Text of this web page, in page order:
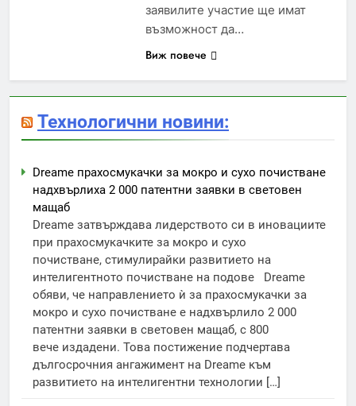
заявилите участие ще имат
възможност да…
Виж повече
Технологични новини:
Dreame прахосмукачки за мокро и сухо почистване
надхвърлиха 2 000 патентни заявки в световен
мащаб
Dreame затвърждава лидерството си в иновациите
при прахосмукачките за мокро и сухо
почистване, стимулирайки развитието на
интелигентното почистване на подове Dreame
обяви, че направлението ѝ за прахосмукачки за
мокро и сухо почистване е надхвърлило 2 000
патентни заявки в световен мащаб, с 800
вече издадени. Това постижение подчертава
дългосрочния ангажимент на Dreame към
развитието на интелигентни технологии […]